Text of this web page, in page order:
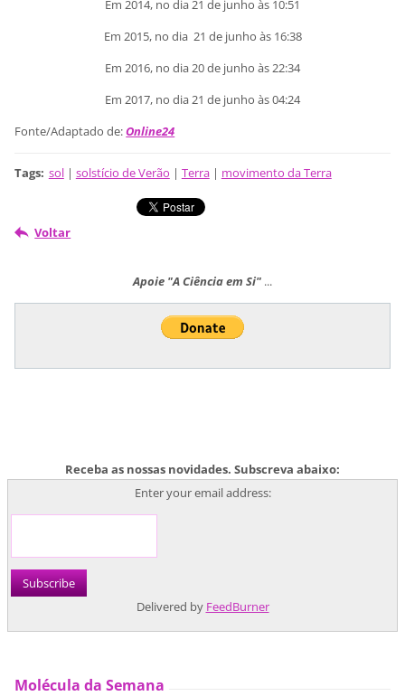
Em 2014, no dia 21 de junho às 10:51
Em 2015, no dia 21 de junho às 16:38
Em 2016, no dia 20 de junho às 22:34
Em 2017, no dia 21 de junho às 04:24
Fonte/Adaptado de:Online24
Tags: sol | solstício de Verão | Terra | movimento da Terra
Voltar
Apoie "A Ciência em Si" ...
Receba as nossas novidades. Subscreva abaixo:
Enter your email address:
Delivered by FeedBurner
Molécula da Semana